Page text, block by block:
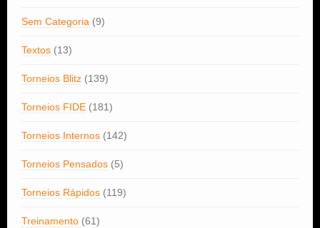
Sem Categoria (9)
Textos (13)
Torneios Blitz (139)
Torneios FIDE (181)
Torneios Internos (142)
Torneios Pensados (5)
Torneios Rápidos (119)
Treinamento (61)